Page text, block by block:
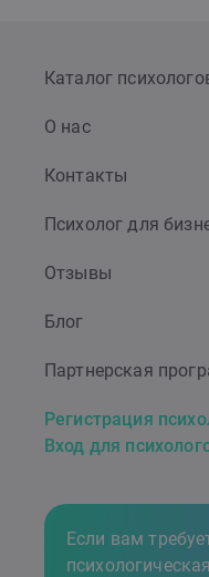
Каталог
О нас
Контакты
Психолог для
Отзывы
Блог
Партнерская
Регистрация
Вход для
Если вам